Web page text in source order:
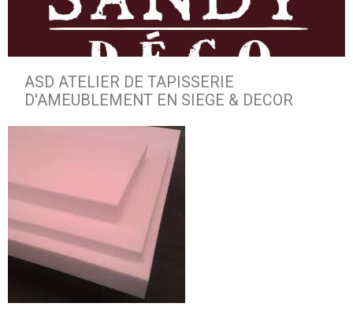
ASD ATELIER DE TAPISSERIE
D'AMEUBLEMENT EN SIEGE & DECOR